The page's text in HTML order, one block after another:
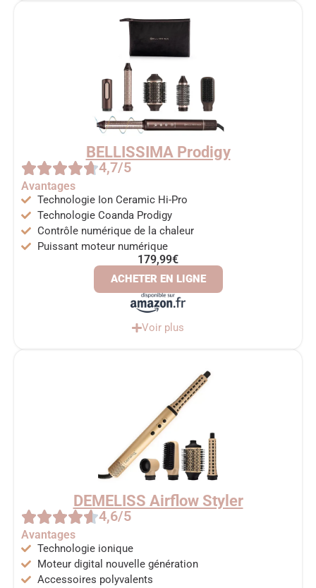
BELLISSIMA Prodigy
4,7/5
Avantages
Technologie Ion Ceramic Hi-Pro
Technologie Coanda Prodigy
Contrôle numérique de la chaleur
Puissant moteur numérique
179,99€
ACHETER EN LIGNE
Voir plus
DEMELISS Airflow Styler
4,6/5
Avantages
Technologie ionique
Moteur digital nouvelle génération
Accessoires polyvalents